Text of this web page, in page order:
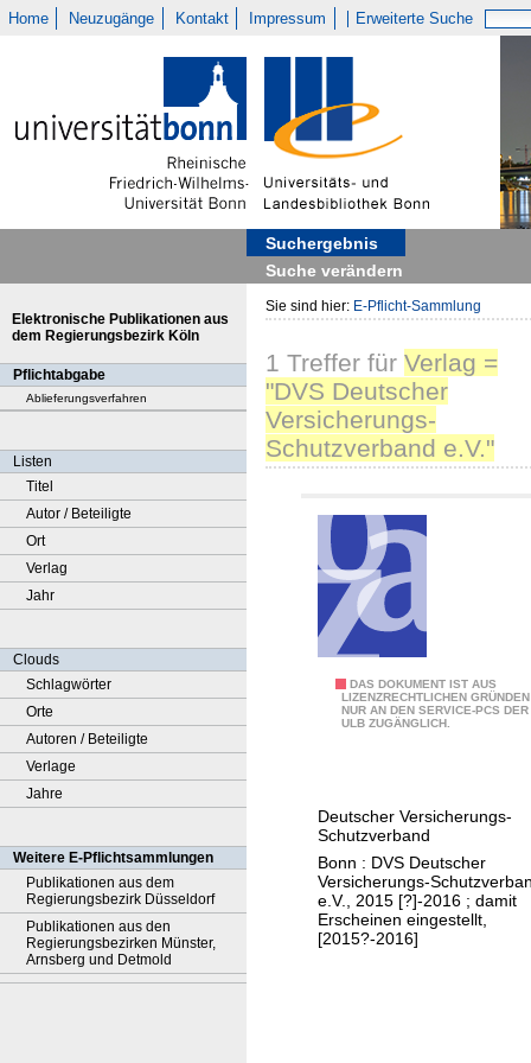
Home Neuzugänge Kontakt Impressum Erweiterte Suche
Suchergebnis
Suche verändern
Elektronische Publikationen aus
dem Regierungsbezirk Köln
Pflichtabgabe
Ablieferungsverfahren
Listen
Titel
Autor / Beteiligte
Ort
Verlag
Jahr
Clouds
Schlagwörter
Orte
Autoren / Beteiligte
Verlage
Jahre
Weitere E-Pflichtsammlungen
Publikationen aus dem
Regierungsbezirk Düsseldorf
Publikationen aus den
Regierungsbezirken Münster,
Arnsberg und Detmold
Sie sind hier: E-Pflicht-Sammlung
1 Treffer für Verlag =
"DVS Deutscher
Versicherungs-
Schutzverband e.V."
DAS DOKUMENT IST AUS
LIZENZRECHTLICHEN GRÜNDEN
NUR AN DEN SERVICE-PCS DER
ULB ZUGÄNGLICH.
n
b
l
i
c
Deutscher Versicherungs-
Schutzverband
Bonn : DVS Deutscher
Versicherungs-
e.V., 2015 [?]-2016 ; damit
Erscheinen eingestellt,
[2015?-2016]